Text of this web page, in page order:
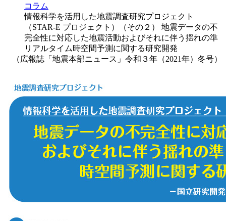
コラム
情報科学を活用した地震調査研究プロジェクト
（STAR-E プロジェクト）（その２） 地震データの不
完全性に対応した地震活動およびそれに伴う揺れの準
リアルタイム時空間予測に関する研究開発
（広報誌「地震本部ニュース」令和３年（2021年）冬号）